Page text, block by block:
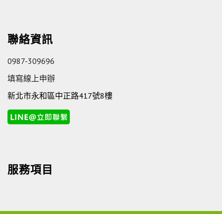
聯絡資訊
0987-309696
填寫線上申辦
新北市永和區中正路417號8樓
服務項目